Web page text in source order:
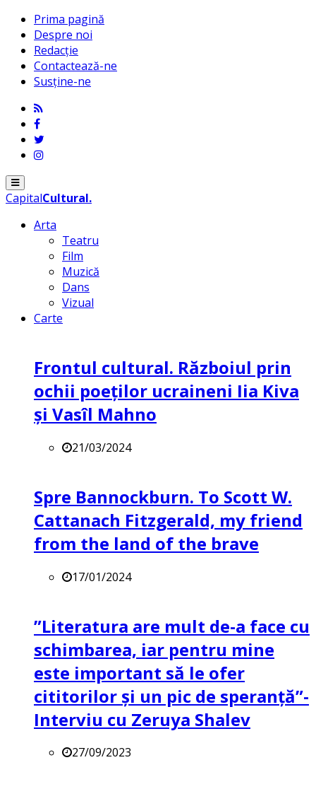
Prima pagină
Despre noi
Redacție
Contactează-ne
Susține-ne
Menu
CapitalCultural.
Arta
Teatru
Film
Muzică
Dans
Vizual
Carte
Frontul cultural. Războiul prin
ochii poeților ucraineni Iia Kiva
și Vasîl Mahno
21/03/2024
Spre Bannockburn. To Scott W.
Cattanach Fitzgerald, my friend
from the land of the brave
17/01/2024
”Literatura are mult de-a face cu
schimbarea, iar pentru mine
este important să le ofer
cititorilor și un pic de speranță”-
Interviu cu Zeruya Shalev
27/09/2023